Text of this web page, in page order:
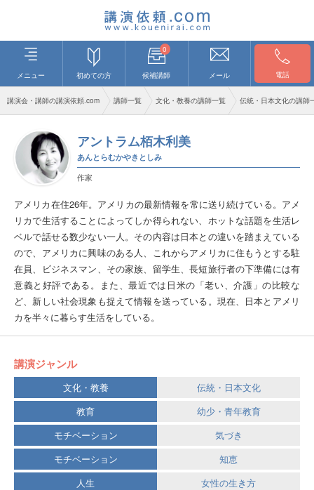
メニュー 初めての方
0
候補講師 メール 電話
講演会・講師の講演依頼.com 講師一覧 文化・教養の講師一覧 伝統・日本文化の講師
アントラム栢木利美
あんとらむかやきとしみ
作家
アメリカ在住26年。アメリカの最新情報を常に送り続けている。アメ
リカで生活することによってしか得られない、ホットな話題を生活レ
ベルで話せる数少ない一人。その内容は日本との違いを踏まえている
ので、アメリカに興味のある人、これからアメリカに住もうとする駐
在員、ビジネスマン、その家族、留学生、長短旅行者の下準備には有
意義と好評である。また、最近では日米の「老い、介護」の比較な
ど、新しい社会現象も捉えて情報を送っている。現在、日本とアメリ
カを半々に暮らす生活をしている。
講演ジャンル
文化・教養
伝統・日本文化
教育
幼少・青年教育
モチベーション
気づき
モチベーション
知恵
人生
女性の生き方